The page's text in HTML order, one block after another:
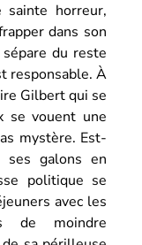
horreur,
dans son
du reste
responsable. À
Gilbert qui se
se vouent une
mystère. Est-
galons en
politique se
avec les
de moindre